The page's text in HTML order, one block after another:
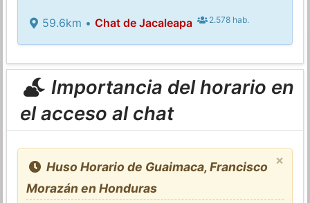
59.6km • Chat de Jacaleapa 2.578 hab.
Importancia del horario en
el acceso al chat
×
Huso Horario de Guaimaca, Francisco
Morazán en Honduras